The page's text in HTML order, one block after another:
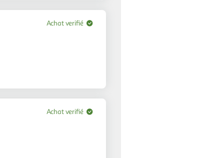
Achat verifié
Achat verifié